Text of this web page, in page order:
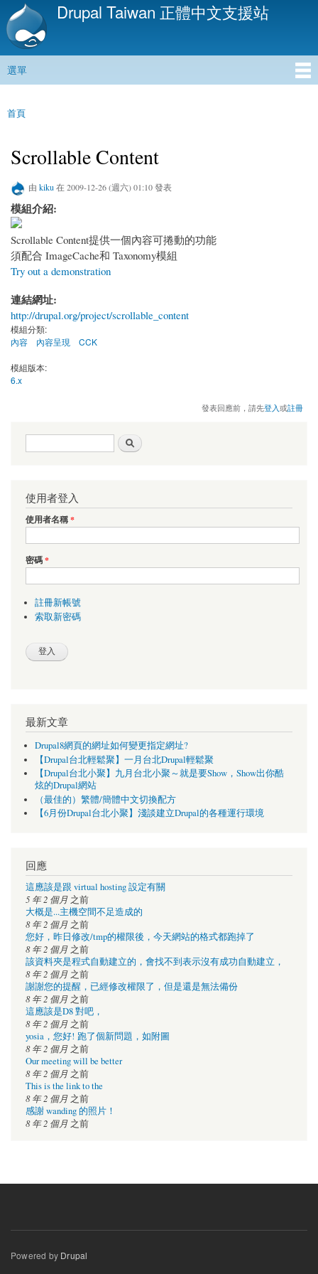
移
內
Drupal Taiwan 正體中文支援站
主選單
選單
您在這裡
首頁
Scrollable Content
由 kiku 在 2009-12-26 (週六) 01:10 發表
模組介紹:
Scrollable Content提供一個內容可捲動的功能
須配合 ImageCache和 Taxonomy模組
Try out a demonstration
連結網址:
http://drupal.org/project/scrollable_content
模組分類:
內容
內容呈現 CCK
模組版本:
6.x
發表回應前，請先登入或註冊
搜尋表單
使用者登入
使用者名稱*
密碼*
註冊新帳號
索取新密碼
最新文章
Drupal8網頁的網址如何變更指定網址?
【Drupal台北輕鬆聚】一月台北Drupal輕鬆聚
【Drupal台北小聚】九月台北小聚～就是要Show，Show出你酷
炫的Drupal網站
（最佳的）繁體/簡體中文切換配方
【6月份Drupal台北小聚】淺談建立Drupal的各種運行環境
回應
這應該是跟 virtual hosting 設定有關
5 年 2 個月 之前
大概是...主機空間不足造成的
8 年 2 個月 之前
您好，昨日修改/tmp的權限後，今天網站的格式都跑掉了
8 年 2 個月 之前
該資料夾是程式自動建立的，會找不到表示沒有成功自動建立，
8 年 2 個月 之前
謝謝您的提醒，已經修改權限了，但是還是無法備份
8 年 2 個月 之前
這應該是D8 對吧，
8 年 2 個月 之前
yosia，您好! 跑了個新問題，如附圖
8 年 2 個月 之前
Our meeting will be better
8 年 2 個月 之前
This is the link to the
8 年 2 個月 之前
感謝 wanding 的照片！
8 年 2 個月 之前
Powered by Drupal